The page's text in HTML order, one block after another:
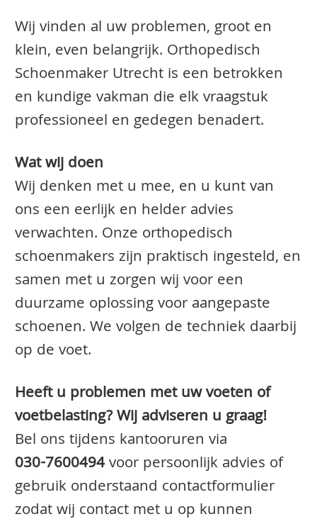
Wij vinden al uw problemen, groot en
klein, even belangrijk. Orthopedisch
Schoenmaker Utrecht is een betrokken
en kundige vakman die elk vraagstuk
professioneel en gedegen benadert.
Wat wij doen
Wij denken met u mee, en u kunt van
ons een eerlijk en helder advies
verwachten. Onze orthopedisch
schoenmakers zijn praktisch ingesteld, en
samen met u zorgen wij voor een
duurzame oplossing voor aangepaste
schoenen. We volgen de techniek daarbij
op de voet.
Heeft u problemen met uw voeten of
voetbelasting? Wij adviseren u graag!
Bel ons tijdens kantooruren via
030-7600494voor persoonlijk advies of
gebruik onderstaand contactformulier
zodat wij contact met u op kunnen